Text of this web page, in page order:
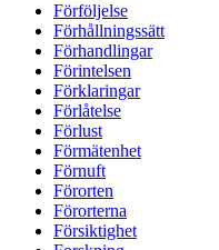
Förföljelse
Förhållningssätt
Förhandlingar
Förintelsen
Förklaringar
Förlåtelse
Förlust
Förmätenhet
Förnuft
Förorten
Förorterna
Försiktighet